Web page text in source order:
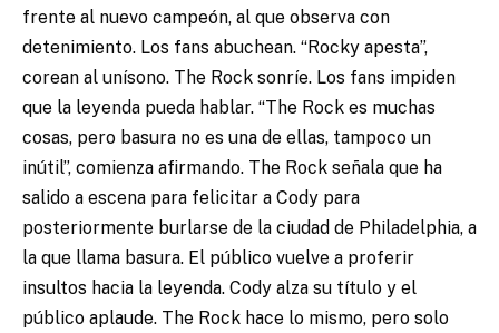
frente al nuevo campeón, al que observa con
detenimiento. Los fans abuchean. “Rocky apesta”,
corean al unísono. The Rock sonríe. Los fans impiden
que la leyenda pueda hablar. “The Rock es muchas
cosas, pero basura no es una de ellas, tampoco un
inútil”, comienza afirmando. The Rock señala que ha
salido a escena para felicitar a Cody para
posteriormente burlarse de la ciudad de Philadelphia, a
la que llama basura. El público vuelve a proferir
insultos hacia la leyenda. Cody alza su título y el
público aplaude. The Rock hace lo mismo, pero solo